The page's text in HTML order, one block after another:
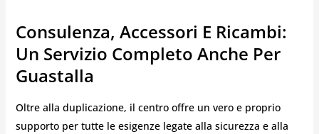
Consulenza, Accessori E Ricambi:
Un Servizio Completo Anche Per
Guastalla
Oltre alla duplicazione, il centro offre un vero e proprio
supporto per tutte le esigenze legate alla sicurezza e alla